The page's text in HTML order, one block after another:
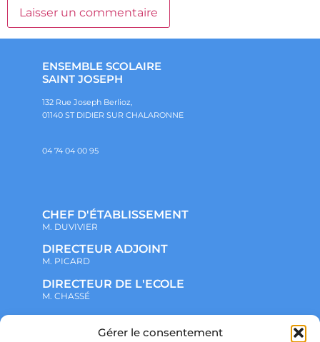
Gérer le consentement
ENSEMBLE SCOLAIRE
SAINT JOSEPH
132 Rue Joseph Berlioz,
01140 ST DIDIER SUR CHALARONNE
04 74 04 00 95
CHEF D'ÉTABLISSEMENT
M. DUVIVIER
DIRECTEUR ADJOINT
M. PICARD
DIRECTEUR DE L'ECOLE
M. CHASSÉ
NOTRE ENSEMBLE SCOLAIRE